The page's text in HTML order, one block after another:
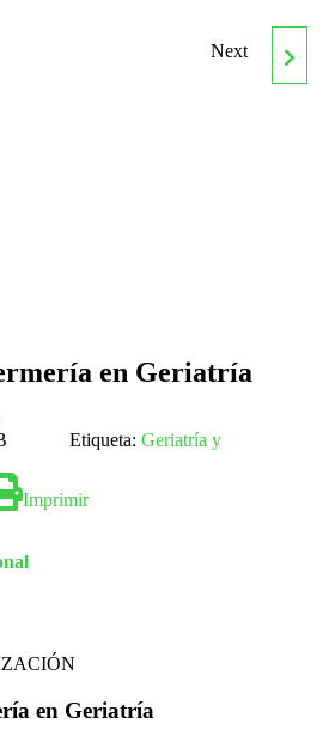
SANC4007 AUXILIAR DE
Next
en Geriatría
Etiqueta: Geriatría y
Imprimir
en Geriatría